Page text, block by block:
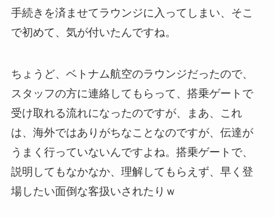
手続きを済ませてラウンジに入ってしまい、そこ
で初めて、気が付いたんですね。
ちょうど、ベトナム航空のラウンジだったので、
スタッフの方に連絡してもらって、搭乗ゲートで
受け取れる流れになったのですが、まあ、これ
は、海外ではありがちなことなのですが、伝達が
うまく行っていないんですよね。搭乗ゲートで、
説明してもなかなか、理解してもらえず、早く登
場したい面倒な客扱いされたりｗ